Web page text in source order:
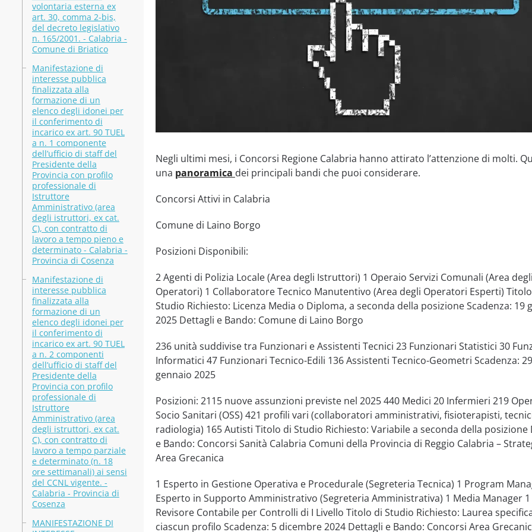
volontaria esterna ex
art. 30, comma 2-bis,
del decreto legislativo
n. 165/2001. - Calabria -
Comune di Briatico
Manifestazione di
interesse pubblica
finalizzata alla
formazione di un
elenco degli idonei per
il conferimento di
incarico ex art. 90 TUEL
a n. 1 componente
dell’ufficio di staff del
Presidente della
Provincia con profilo
professionale di
Istruttore
Amministrativo (area
degli istruttori, ex cat.
C), con contratto di
lavoro a tempo pieno e
determinato - Calabria -
Provincia di Cosenza
Manifestazione di
interesse pubblica
finalizzata alla
formazione di un
elenco degli idonei per
il conferimento di
incarico ex art. 90 TUEL
a n. 2 componenti
dell’ufficio di staff del
Presidente della
Provincia con profilo
professionale di
Istruttore
Amministrativo (area
degli istruttori, ex cat.
C), con contratto di
lavoro a tempo parziale
e determinato (n. 18
ore settimanali) ai sensi
del CCNL vigente. -
Calabria - Provincia di
Cosenza
MANIFESTAZIONE DI
Negli ultimi mesi, i Concorsi Regione Calabria hanno attirato l’attenzione di molti.
una panoramica dei principali bandi che puoi considerare.
Concorsi Attivi in Calabria
Comune di Laino Borgo
Posizioni Disponibili:
2 Agenti di Polizia Locale (Area degli Istruttori) 1 Operaio Servizi Comunali (Area degli
Operatori) 1 Collaboratore Tecnico Manutentivo (Area degli Operatori Esperti)
Studio Richiesto: Licenza Media o Diploma, a seconda della posizione Scadenza: 19
2025 Dettagli e Bando: Comune di Laino Borgo
236 unità suddivise tra Funzionari e Assistenti Tecnici 23 Funzionari Statistici 30
Informatici 47 Funzionari Tecnico-Edili 136 Assistenti Tecnico-Geometri Scadenza: 29
gennaio 2025
Posizioni: 2115 nuove assunzioni previste nel 2025 440 Medici 20 Infermieri 219
Socio Sanitari (OSS) 421 profili vari (collaboratori amministrativi, fisioterapisti,
radiologia) 165 Autisti Titolo di Studio Richiesto: Variabile a seconda della posizione
e Bando: Concorsi Sanità Calabria Comuni della Provincia di Reggio Calabria –
Area Grecanica
1 Esperto in Gestione Operativa e Procedurale (Segreteria Tecnica) 1 Program
Esperto in Supporto Amministrativo (Segreteria Amministrativa) 1 Media Manager 1
Revisore Contabile per Controlli di I Livello Titolo di Studio Richiesto: Laurea
ciascun profilo Scadenza: 5 dicembre 2024 Dettagli e Bando: Concorsi Area